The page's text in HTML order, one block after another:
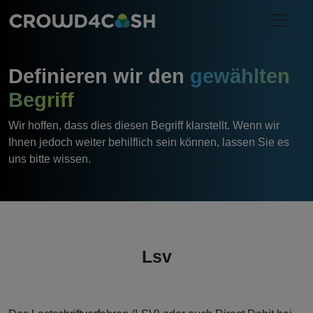
Definieren wir den gewählten
Begriff
Wir hoffen, dass dies diesen Begriff klarstellt. Wenn wir
Ihnen jedoch weiter behilflich sein können, lassen Sie es
uns bitte wissen.
Lsv